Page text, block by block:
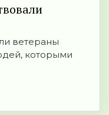
ветераны
которыми